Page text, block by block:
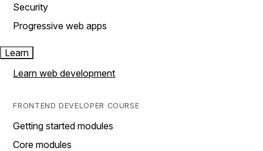
Security
Progressive web apps
Learn
Learn web development
FRONTEND DEVELOPER COURSE
Getting started modules
Core modules